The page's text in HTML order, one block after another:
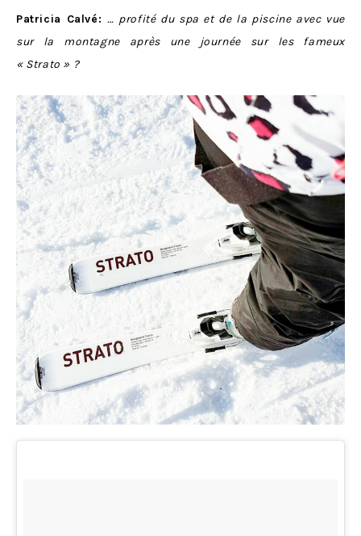
Patricia Calvé: … profité du spa et de la piscine avec vue
sur la montagne après une journée sur les fameux
« Strato » ?